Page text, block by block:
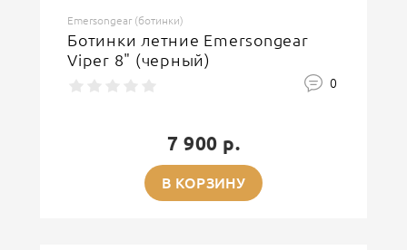
Emersongear (ботинки)
Ботинки летние Emersongear
Viper 8" (черный)
0
7 900 р.
В КОРЗИНУ